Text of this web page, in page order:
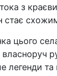
з
стає
цього
легенди та